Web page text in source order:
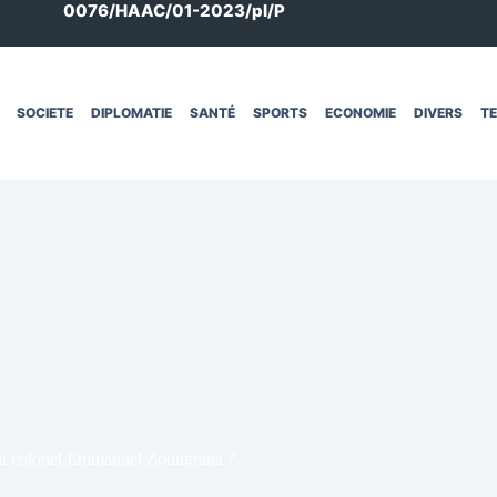
0076/HAAC/01-2023/pl/P
SOCIETE DIPLOMATIE SANTÉ SPORTS ECONOMIE DIVERS